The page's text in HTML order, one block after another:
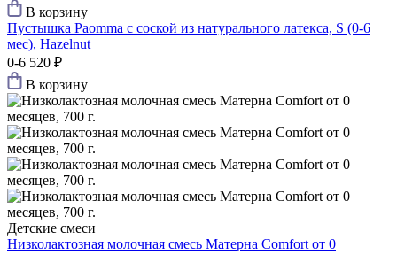
В корзину
Пустышка Paomma с соской из натурального латекса, S (0-6
мес), Hazelnut
0-6 520 ₽
В корзину
Детские смеси
Низколактозная молочная смесь Матерна Comfort от 0